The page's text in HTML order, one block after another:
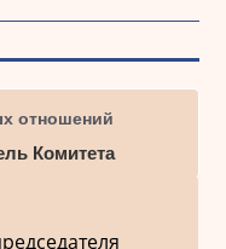
отношений
Комитета